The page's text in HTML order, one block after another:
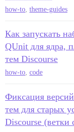
how-to, theme-guides
Как запускать
QUnit для ядра,
тем Discourse
how-to, code
Фиксация
тем для старых
Discourse (ветки